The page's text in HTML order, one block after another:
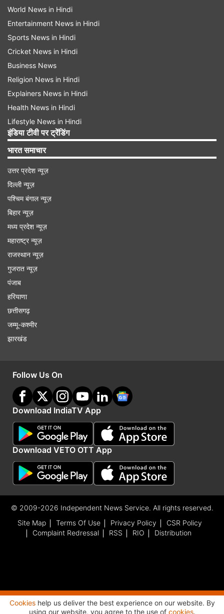
World News in Hindi
Entertainment News in Hindi
Sports News in Hindi
Cricket News in Hindi
Business News
Religion News in Hindi
Explainers News in Hindi
Health News in Hindi
Lifestyle News in Hindi
इंडिया टीवी पर ट्रेंडिंग
भारत समाचार
उत्तर प्रदेश न्यूज़
दिल्ली न्यूज़
पश्चिम बंगाल न्यूज़
बिहार न्यूज़
मध्य प्रदेश न्यूज़
महाराष्ट्र न्यूज़
राजस्थान न्यूज़
गुजरात न्यूज़
पंजाब
हरियाणा
छत्तीसगढ़
जम्मू-कश्मीर
झारखंड
Follow Us On
Download IndiaTV App
Download VETO OTT App
© 2009-2026 Independent News Service. All rights reserved.
Site Map
Terms Of Use Privacy Policy
CSR Policy
Complaint Redressal
RSS RIO Distribution
Advertisement
Cookieshelp us deliver the best experience on our website. By
using our website, you agree to the use of cookies.